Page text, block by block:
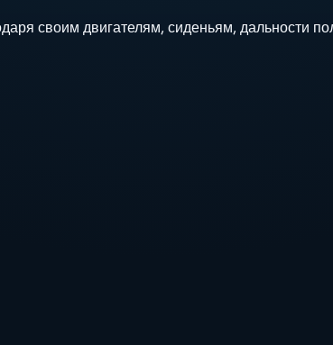
своим двигателям, сиденьям, дальности